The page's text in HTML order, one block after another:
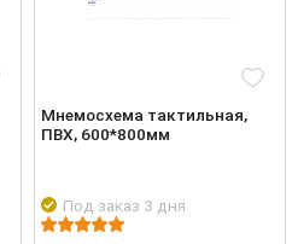
Мнемосхема тактильная,
ПВХ, 600*800мм
Под заказ 3 дня
Подробнее